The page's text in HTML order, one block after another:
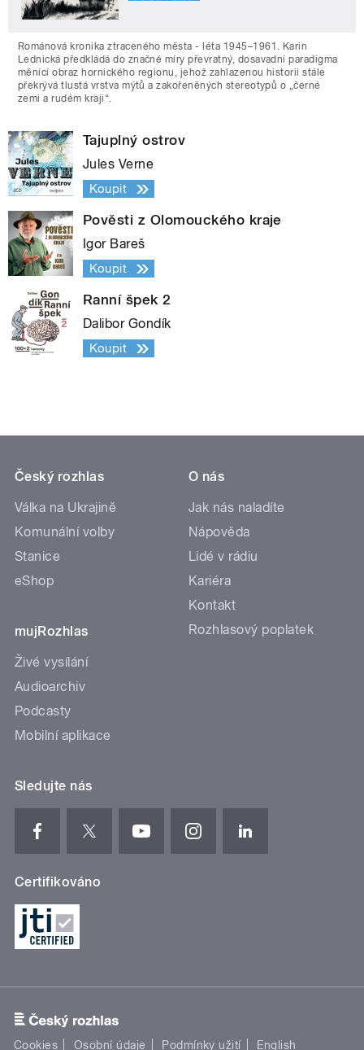
Románová kronika ztraceného města - léta 1945–1961. Karin
Lednická předkládá do značné míry převratný, dosavadní paradigma
měnící obraz hornického regionu, jehož zahlazenou historii stále
překrývá tlustá vrstva mýtů a zakořeněných stereotypů o „černé
zemi a rudém kraji“.
Tajuplný ostrov
Jules Verne
Koupit
Pověsti z Olomouckého kraje
Igor Bareš
Koupit
Ranní špek 2
Dalibor Gondík
Koupit
Český rozhlas
Válka na Ukrajině
Komunální volby
Stanice
eShop
mujRozhlas
Živé vysílání
Audioarchiv
Podcasty
Mobilní aplikace
O nás
Jak nás naladíte
Nápověda
Lidé v rádiu
Kariéra
Kontakt
Rozhlasový poplatek
Sledujte nás
Certifikováno
Cookies Osobní údaje Podmínky užití English